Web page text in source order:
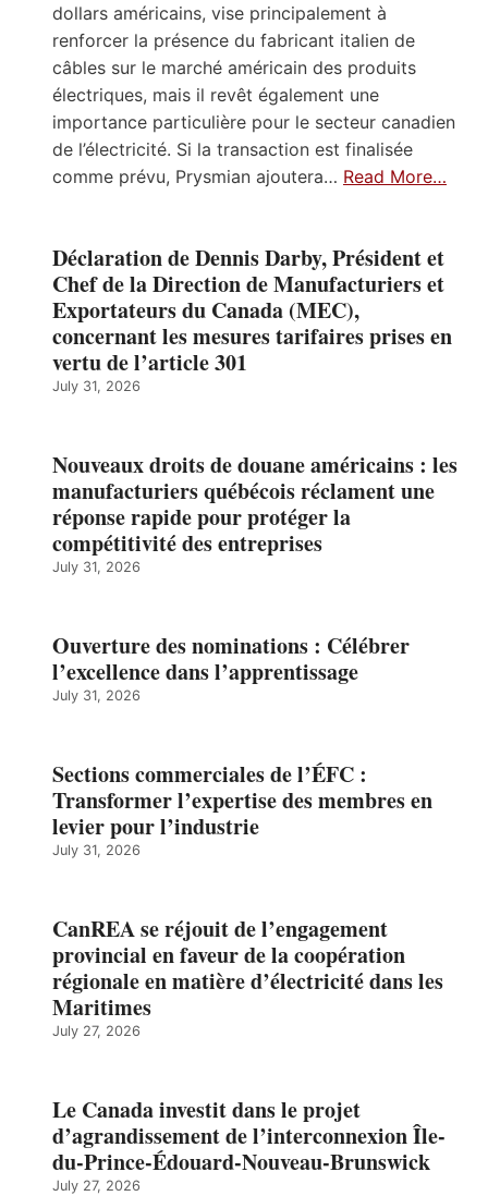
dollars américains, vise principalement à
renforcer la présence du fabricant italien de
câbles sur le marché américain des produits
électriques, mais il revêt également une
importance particulière pour le secteur canadien
de l’électricité. Si la transaction est finalisée
comme prévu, Prysmian ajoutera… Read More…
Déclaration de Dennis Darby, Président et
Chef de la Direction de Manufacturiers et
Exportateurs du Canada (MEC),
concernant les mesures tarifaires prises en
vertu de l’article 301
July 31, 2026
Nouveaux droits de douane américains : les
manufacturiers québécois réclament une
réponse rapide pour protéger la
compétitivité des entreprises
July 31, 2026
Ouverture des nominations : Célébrer
l’excellence dans l’apprentissage
July 31, 2026
Sections commerciales de l’ÉFC :
Transformer l’expertise des membres en
levier pour l’industrie
July 31, 2026
CanREA se réjouit de l’engagement
provincial en faveur de la coopération
régionale en matière d’électricité dans les
Maritimes
July 27, 2026
Le Canada investit dans le projet
d’agrandissement de l’interconnexion Île-
du-Prince-Édouard-Nouveau-Brunswick
July 27, 2026